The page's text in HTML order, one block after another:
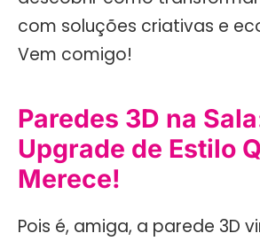
com soluções criativas e
Vem comigo!
Paredes 3D na
Upgrade de Estilo
Merece!
Pois é, amiga, a parede 3D